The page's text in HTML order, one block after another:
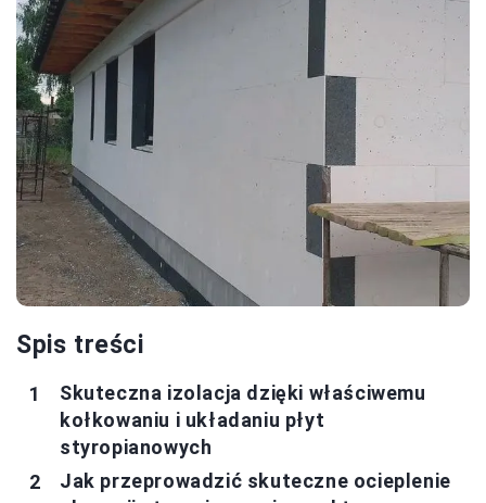
Spis treści
Skuteczna izolacja dzięki właściwemu
kołkowaniu i układaniu płyt
styropianowych
Jak przeprowadzić skuteczne ocieplenie